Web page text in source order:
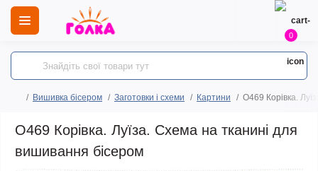
0
Вишивка бісером Заготовки і схеми Картини O469 Корівка.
O469 Корівка. Луїза. Схема на тканині для
вишивання бісером